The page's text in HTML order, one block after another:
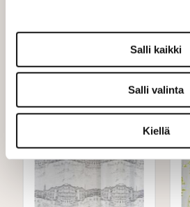
Salli kaikki
Salli valinta
Kiellä
ommeltavan jotain muuta
yhteyttä
Varastossa (6.0 m)